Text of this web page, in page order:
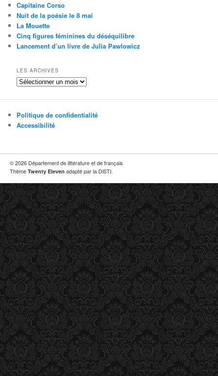
r
c
h
e
Capitaine Corso
Nuit de la poésie le 8 mai
La Mouette
Cinq figures féminines du déséquilibre
Lancement d’un livre de Julia Pawlowicz
LES ARCHIVES
Les
Politique de confidentialité
Accessibilité
© 2026 Département de littérature et de français
Thème Twenty Eleven adapté par la DiSTI.